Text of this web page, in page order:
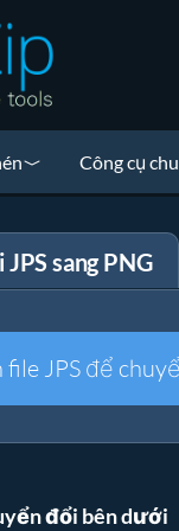
Công cụ
sang PNG
file JPS để
đổi bên dưới